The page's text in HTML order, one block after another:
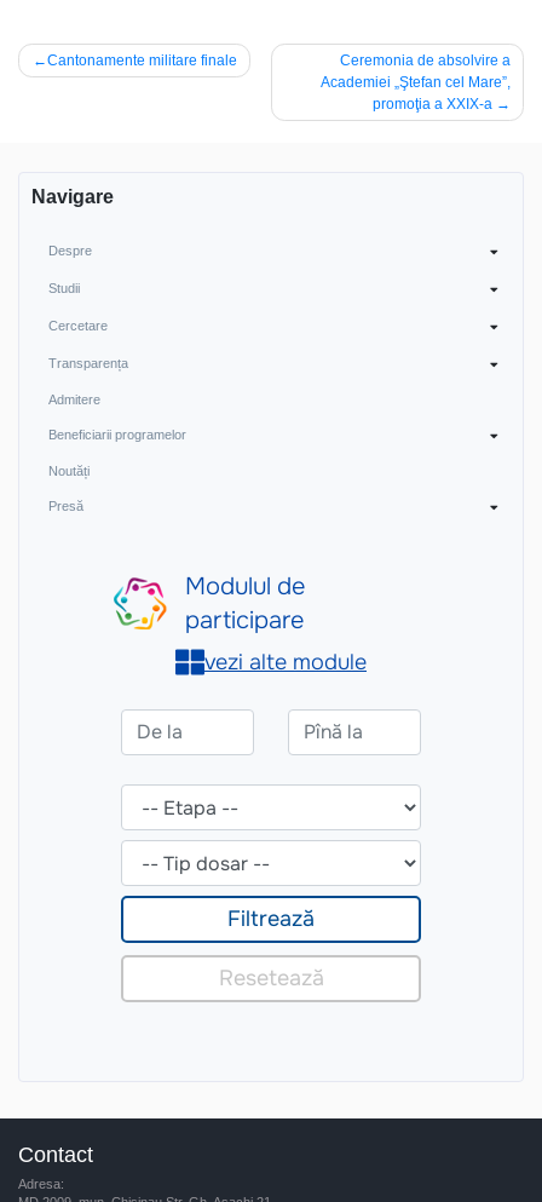
PostCantonamente militare finale
Ceremonia de absolvire a
Academiei „Ştefan cel Mare”,
promoţia a XXIX-a
Navigare
Despre
Studii
Cercetare
Transparența
Admitere
Beneficiarii programelor
Noutăți
Presă
Contact
Adresa: